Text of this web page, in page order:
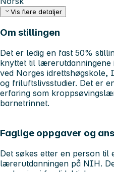
Vis flere detaljer
Om stillingen
Det er ledig en fast 50%
knyttet til lærerutdanningene
ved Norges
og friluftslivsstudier. Det er
erfaring som
barnetrinnet.
Faglige oppgaver og
Det søkes etter en person til
lærerutdanningen på NIH.